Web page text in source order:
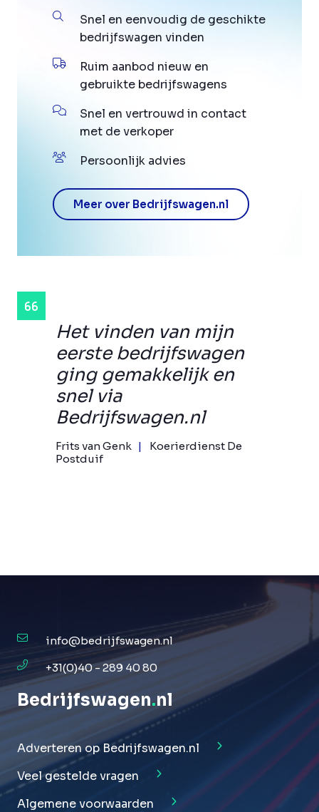
Het vinden van mijn
eerste bedrijfswagen
ging gemakkelijk en
snel via
Bedrijfswagen.nl
Frits van Genk
Koerierdienst De
Postduif
Snel en eenvoudig de geschikte
bedrijfswagen vinden
Ruim aanbod nieuw en
gebruikte bedrijfswagens
Snel en vertrouwd in contact
met de verkoper
Persoonlijk advies
Meer over Bedrijfswagen.nl
info@bedrijfswagen.nl
+31(0)40 - 289 40 80
Bedrijfswagen.nl
Adverteren op Bedrijfswagen.nl
Veel gestelde vragen
Algemene voorwaarden